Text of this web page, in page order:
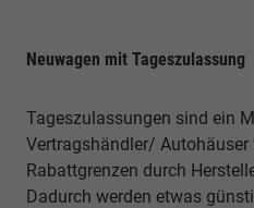
Neuwagen mit Tageszulassung
Tageszulassungen sind ein
Vertragshändler/ Autohäuser
Rabattgrenzen durch
Dadurch werden etwas